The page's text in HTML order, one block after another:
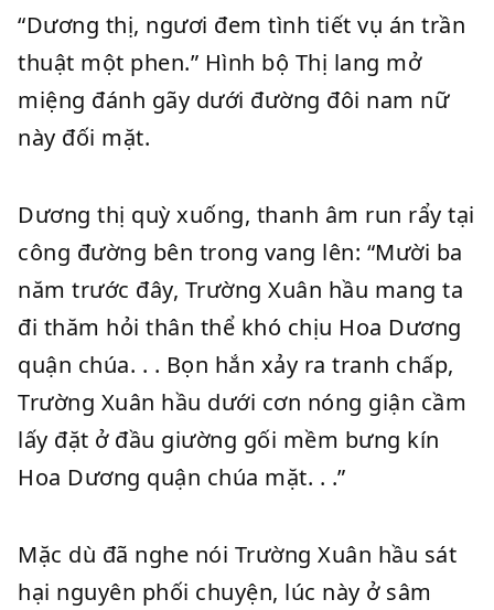
“Dương thị, ngươi đem tình tiết vụ án trần
thuật một phen.” Hình bộ Thị lang mở
miệng đánh gãy dưới đường đôi nam nữ
này đối mặt.
Dương thị quỳ xuống, thanh âm run rẩy tại
công đường bên trong vang lên: “Mười ba
năm trước đây, Trường Xuân hầu mang ta
đi thăm hỏi thân thể khó chịu Hoa Dương
quận chúa. . . Bọn hắn xảy ra tranh chấp,
Trường Xuân hầu dưới cơn nóng giận cầm
lấy đặt ở đầu giường gối mềm bưng kín
Hoa Dương quận chúa mặt. . .”
Mặc dù đã nghe nói Trường Xuân hầu sát
hại nguyên phối chuyện, lúc này ở sâm